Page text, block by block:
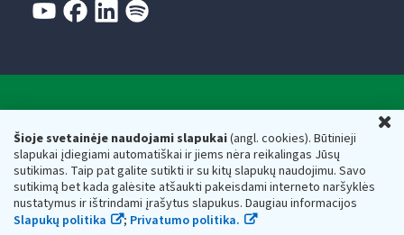
Šioje svetainėje naudojami slapukai(angl. cookies). Būtinieji
slapukai įdiegiami automatiškai ir jiems nėra reikalingas Jūsų
sutikimas. Taip pat galite sutikti ir su kitų slapukų naudojimu. Savo
sutikimą bet kada galėsite atšaukti pakeisdami interneto naršyklės
nustatymus ir ištrindami įrašytus slapukus. Daugiau informacijos
Slapukų politika
; Privatumo politika.
Valstybinė mokesčių inspekcija prie Lietuvos
Respublikos finansų ministerijos
Biudžetinė įstaiga. Juridinio asmens kodas — 188659752,
adresas: Vasario 16-osios g. 14, 01107 Vilnius, Lietuva, el.paštas:
vmi@vmi.lt , E. pristatymo dėžutės adresas 188659752
Duomenys apie Valstybinę mokesčių inspekciją prie Lietuvos
Respublikos finansų ministerijos kaupiami ir saugomi Juridinių